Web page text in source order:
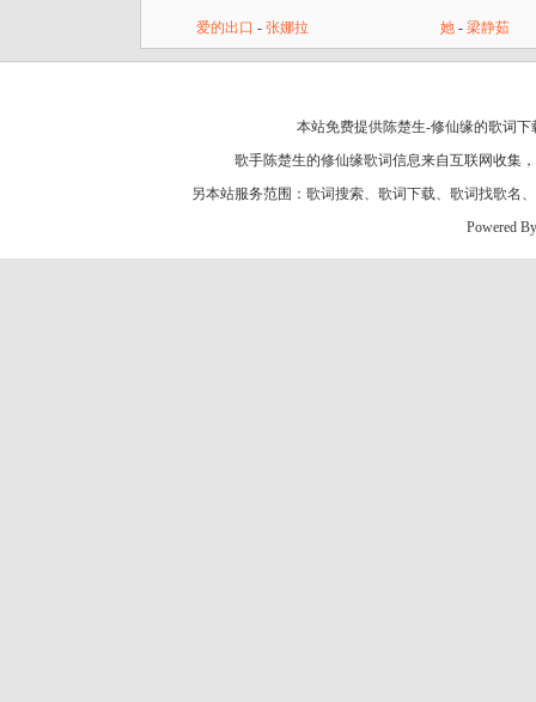
爱的出口 - 张娜拉 她- 梁静茹
本站免费提供陈楚生-修仙缘的歌词
歌手陈楚生的修仙缘歌词信息来自互联网收集
另本站服务范围： 歌词搜索、 歌词下载、 歌词找歌名 、
Powered